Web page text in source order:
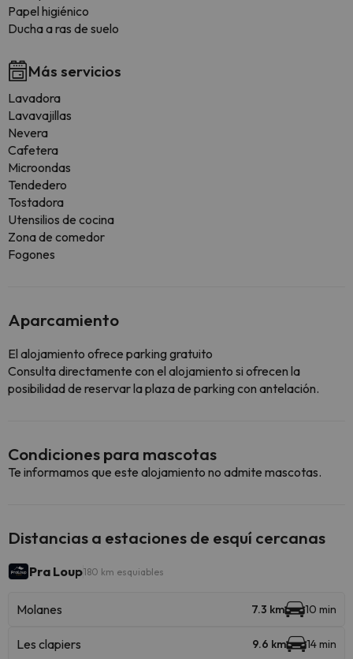
Papel higiénico
Ducha a ras de suelo
Más servicios
Lavadora
Lavavajillas
Nevera
Cafetera
Microondas
Tendedero
Tostadora
Utensilios de cocina
Zona de comedor
Fogones
Aparcamiento
El alojamiento ofrece parking gratuito
Consulta directamente con el alojamiento si ofrecen la
posibilidad de reservar la plaza de parking con antelación.
Condiciones para mascotas
Te informamos que este alojamiento no admite mascotas.
Distancias a estaciones de esquí cercanas
Pra Loup180 km esquiables
Molanes 7.3 km 10 min
Les clapiers 9.6 km 14 min